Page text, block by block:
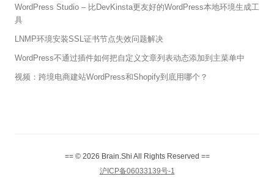
WordPress Studio – 比DevKinsta更友好的WordPress本地环境生成工
具
LNMP环境安装SSL证书节点失效问题解决
WordPress不通过插件如何把自定义文章列表动态添加到主菜单中
视频：跨境电商建站WordPress和Shopify到底用哪个？
== © 2026 Brain.Shi All Rights Reserved ==
沪ICP备06033139号-1